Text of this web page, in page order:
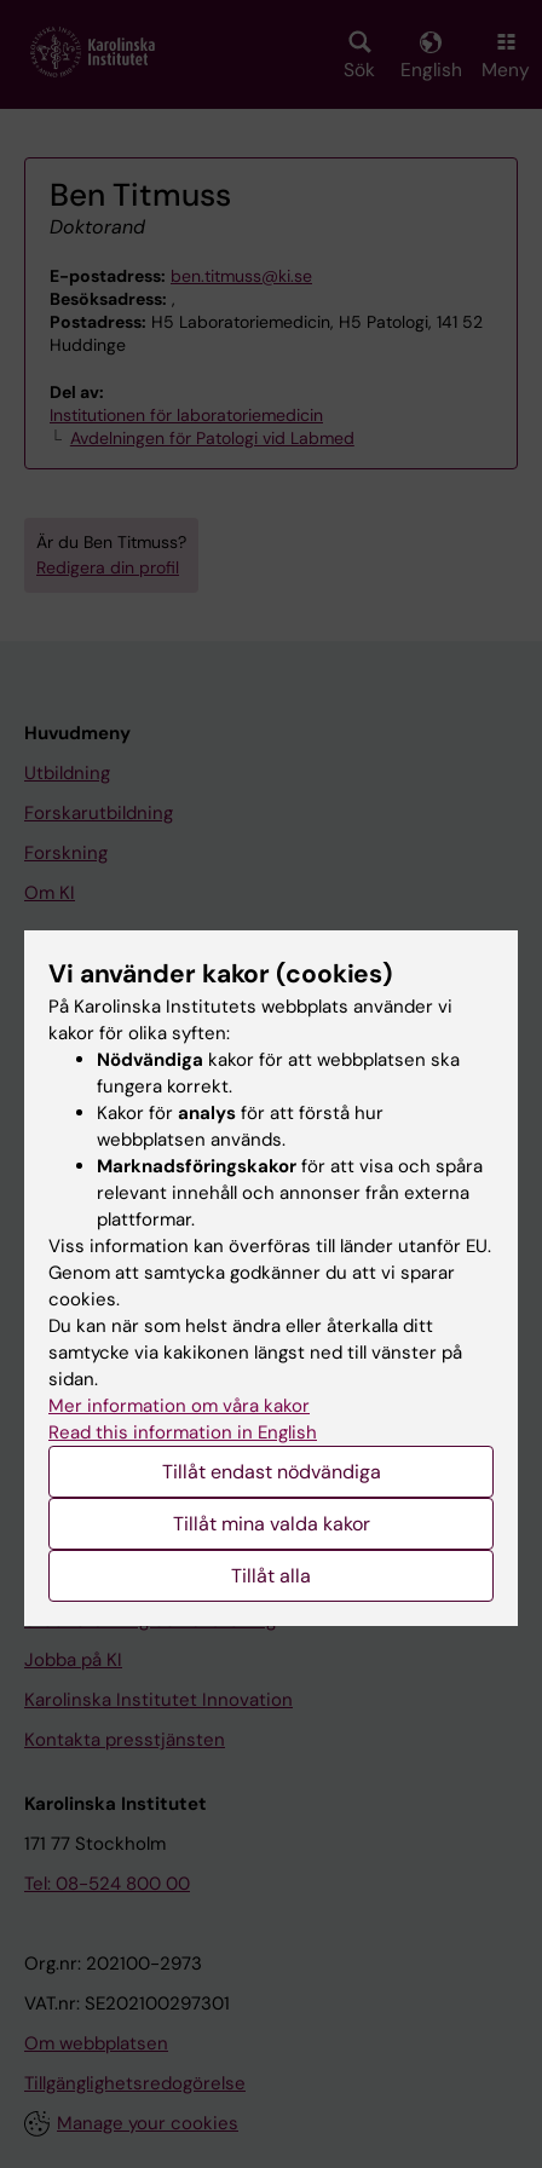
main
Sök English Meny
Ben Titmuss
Doktorand
E-postadress: ben.titmuss@ki.se
Besöksadress: ,
Postadress: H5 Laboratoriemedicin, H5 Patologi, 141 52
Huddinge
Del av:
Institutionen för laboratoriemedicin
Avdelningen för Patologi vid Labmed
Är du Ben Titmuss?
Redigera din profil
Huvudmeny
Utbildning
Forskarutbildning
Forskning
Om KI
På gång
Nyheter
Kalender
Student
Schema
Studentmejlen
Kurs- och programwebbar
Student på KI
Medarbetare
Medarbetarportalen
Kontakta och besök KI
Stöd forskning och utbildning
Jobba på KI
Karolinska Institutet Innovation
Kontakta presstjänsten
Karolinska Institutet
171 77 Stockholm
Tel: 08-524 800 00
Org.nr: 202100-2973
VAT.nr: SE202100297301
Om webbplatsen
Tillgänglighetsredogörelse
Manage your cookies
Vi använder kakor (cookies)
På Karolinska Institutets webbplats använder vi
kakor för olika syften:
Nödvändiga kakor för att webbplatsen ska
fungera korrekt.
Kakor för analys för att förstå hur
webbplatsen används.
Marknadsföringskakor för att visa och spåra
relevant innehåll och annonser från externa
plattformar.
Viss information kan överföras till länder utanför EU.
Genom att samtycka godkänner du att vi sparar
cookies.
Du kan när som helst ändra eller återkalla ditt
samtycke via kakikonen längst ned till vänster på
sidan.
Mer information om våra kakor
Read this information in English
Tillåt endast nödvändiga
Tillåt mina valda kakor
Tillåt alla